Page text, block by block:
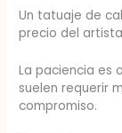
Un tatuaje de
precio del
La paciencia es
suelen requerir
compromiso.